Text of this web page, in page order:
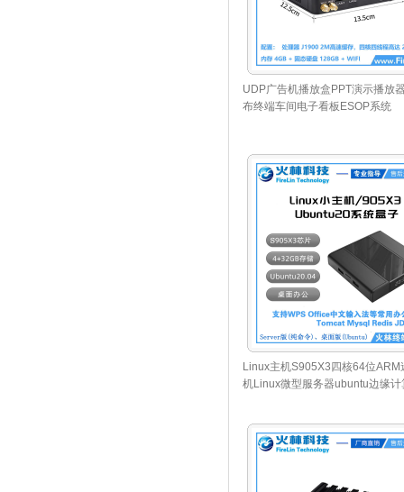
UDP广告机播放盒PPT演示播放
布终端车间电子看板ESOP系统
Linux主机S905X3四核64位ARM
机Linux微型服务器ubuntu边缘计